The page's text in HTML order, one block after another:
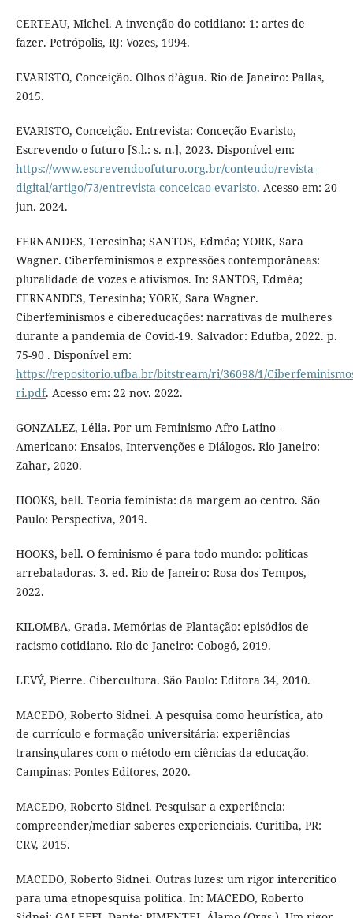
CERTEAU, Michel. A invenção do cotidiano: 1: artes de
fazer. Petrópolis, RJ: Vozes, 1994.
EVARISTO, Conceição. Olhos d’água. Rio de Janeiro: Pallas,
2015.
EVARISTO, Conceição. Entrevista: Conceção Evaristo,
Escrevendo o futuro [S.l.: s. n.], 2023. Disponível em:
https://www.escrevendoofuturo.org.br/conteudo/revista-
digital/artigo/73/entrevista-conceicao-evaristo. Acesso em: 20
jun. 2024.
FERNANDES, Teresinha; SANTOS, Edméa; YORK, Sara
Wagner. Ciberfeminismos e expressões contemporâneas:
pluralidade de vozes e ativismos. In: SANTOS, Edméa;
FERNANDES, Teresinha; YORK, Sara Wagner.
Ciberfeminismos e cibereducações: narrativas de mulheres
durante a pandemia de Covid-19. Salvador: Edufba, 2022. p.
75-90 . Disponível em:
https://repositorio.ufba.br/bitstream/ri/36098/1/
ri.pdf. Acesso em: 22 nov. 2022.
GONZALEZ, Lélia. Por um Feminismo Afro-Latino-
Americano: Ensaios, Intervenções e Diálogos. Rio Janeiro:
Zahar, 2020.
HOOKS, bell. Teoria feminista: da margem ao centro. São
Paulo: Perspectiva, 2019.
HOOKS, bell. O feminismo é para todo mundo: políticas
arrebatadoras. 3. ed. Rio de Janeiro: Rosa dos Tempos,
2022.
KILOMBA, Grada. Memórias de Plantação: episódios de
racismo cotidiano. Rio de Janeiro: Cobogó, 2019.
LEVÝ, Pierre. Cibercultura. São Paulo: Editora 34, 2010.
MACEDO, Roberto Sidnei. A pesquisa como heurística, ato
de currículo e formação universitária: experiências
transingulares com o método em ciências da educação.
Campinas: Pontes Editores, 2020.
MACEDO, Roberto Sidnei. Pesquisar a experiência:
compreender/mediar saberes experienciais. Curitiba, PR:
CRV, 2015.
MACEDO, Roberto Sidnei. Outras luzes: um rigor intercrítico
para uma etnopesquisa política. In: MACEDO, Roberto